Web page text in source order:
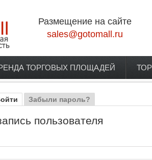
Размещение на сайте
sales@gotomall.ru
ТОРГОВЫХ ПЛОЩАДЕЙ
(активная вкладка)
Забыли пароль?
пользователя